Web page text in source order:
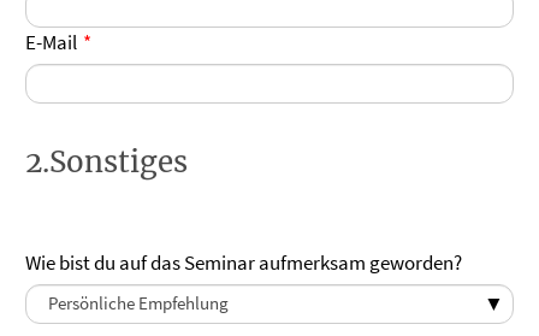
E-Mail
2.Sonstiges
Wie bist du auf das Seminar aufmerksam geworden?